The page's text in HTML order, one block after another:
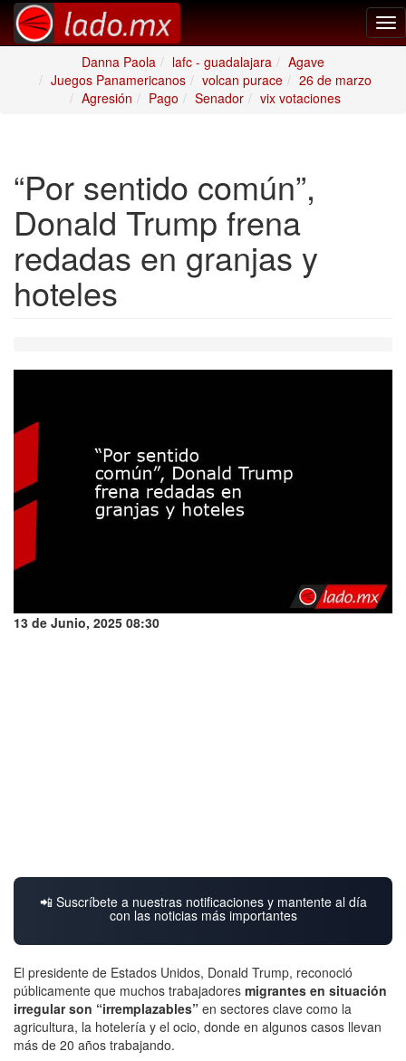
Danna Paola
lafc - guadalajara
Agave
Juegos Panamericanos
volcan purace
26 de marzo
Agresión
Pago Senador vix votaciones
“Por sentido común”,
Donald Trump frena
redadas en granjas y
hoteles
13 de Junio, 2025 08:30
📲 Suscríbete a nuestras notificaciones y mantente al día
con las noticias más importantes
El presidente de Estados Unidos, Donald Trump, reconoció
públicamente que muchos trabajadores migrantes en situación
irregular son “irremplazables” en sectores clave como la
agricultura, la hotelería y el ocio, donde en algunos casos llevan
más de 20 años trabajando.